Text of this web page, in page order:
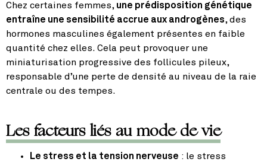
Chez certaines femmes, une prédisposition génétique
entraîne une sensibilité accrue aux androgènes, des
hormones masculines également présentes en faible
quantité chez elles. Cela peut provoquer une
miniaturisation progressive des follicules pileux,
responsable d’une perte de densité au niveau de la raie
centrale ou des tempes.
Les facteurs liés au mode de vie
Le stress et la tension nerveuse : le stress